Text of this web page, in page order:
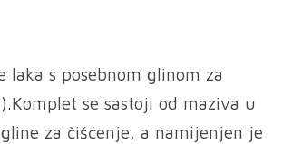
laka s posebnom glinom za
se sastoji od maziva u
za čišćenje, a namijenjen je